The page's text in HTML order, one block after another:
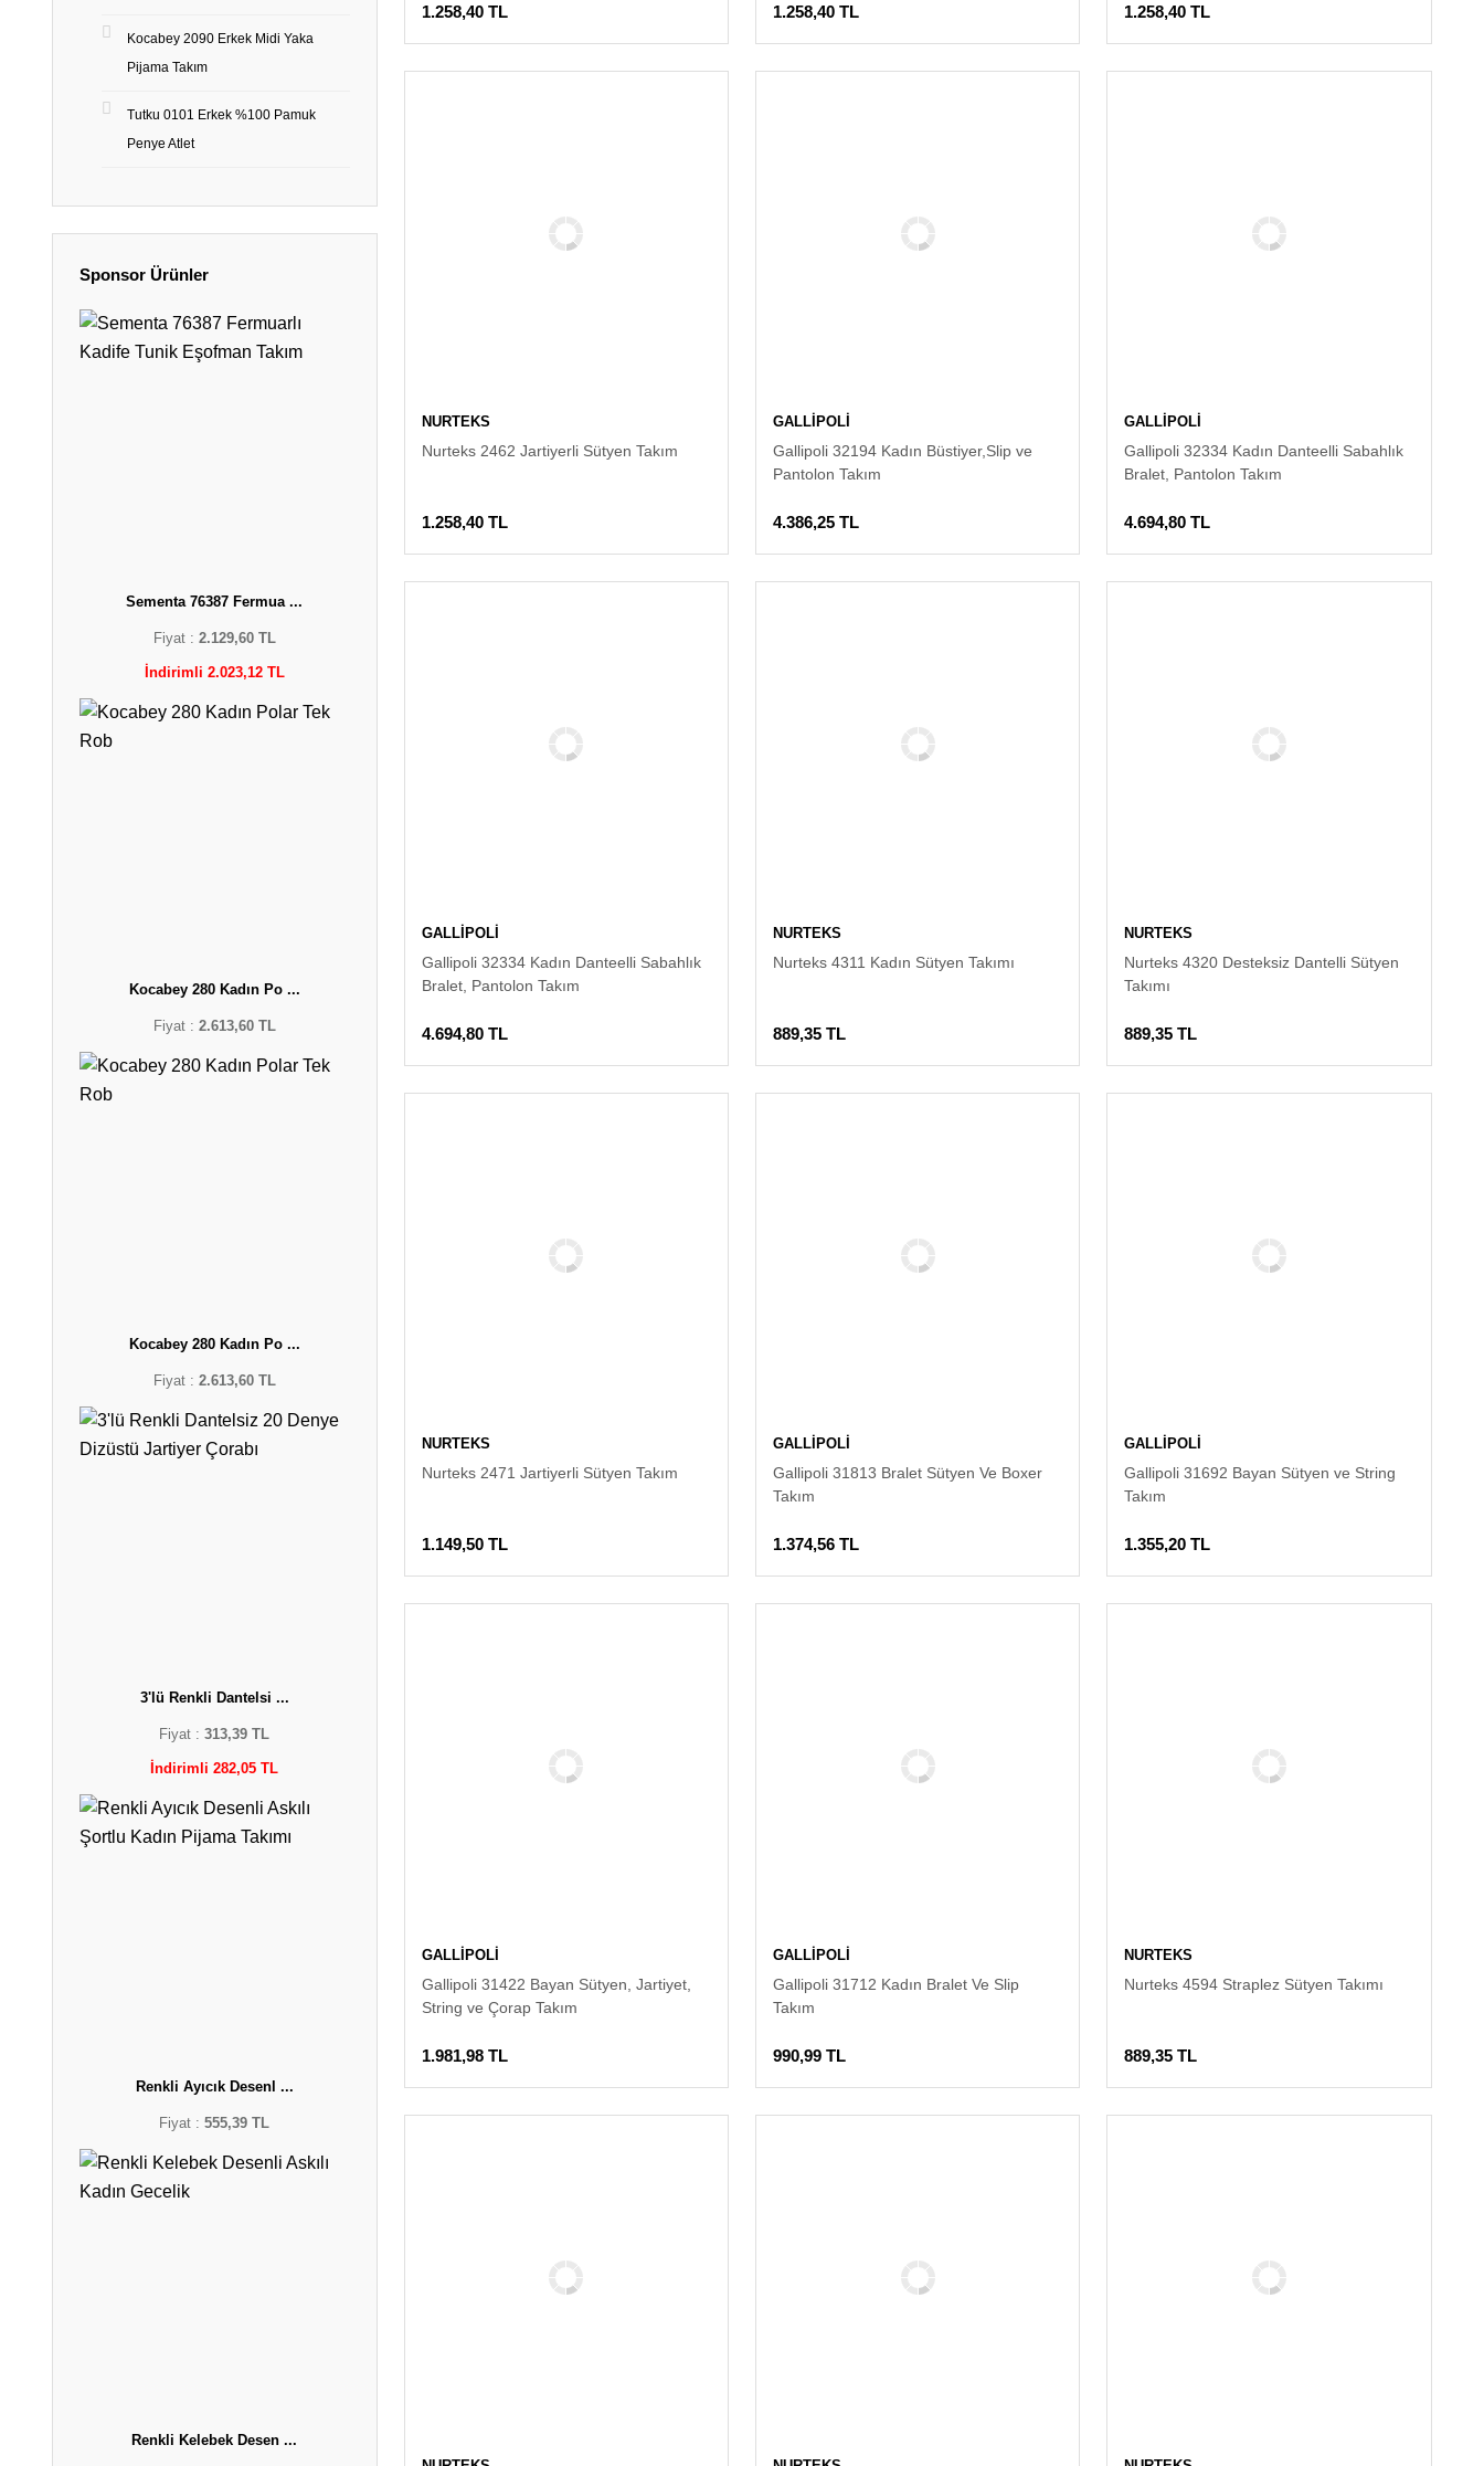
Kocabey 2090 Erkek Midi Yaka
Pijama Takım
Tutku 0101 Erkek %100 Pamuk
Penye Atlet
Sponsor Ürünler
Sementa 76387 Fermua ...
Fiyat : 2.129,60 TL
İndirimli 2.023,12 TL
Kocabey 280 Kadın Po ...
Fiyat : 2.613,60 TL
Kocabey 280 Kadın Po ...
Fiyat : 2.613,60 TL
3'lü Renkli Dantelsi ...
Fiyat :313,39 TL
İndirimli 282,05 TL
Renkli Ayıcık Desenl ...
Fiyat :555,39 TL
Renkli Kelebek Desen ...
1.258,40 TL 1.258,40 TL 1.258,40 TL
NURTEKS
Nurteks 2462 Jartiyerli Sütyen Takım
1.258,40 TL
GALLİPOLİ
Gallipoli 32194 Kadın Büstiyer,Slip ve
Pantolon Takım
4.386,25 TL
GALLİPOLİ
Gallipoli 32334 Kadın Danteelli Sabahlık
Bralet, Pantolon Takım
4.694,80 TL
GALLİPOLİ
Gallipoli 32334 Kadın Danteelli Sabahlık
Bralet, Pantolon Takım
4.694,80 TL
NURTEKS
Nurteks 4311 Kadın Sütyen Takımı
889,35 TL
NURTEKS
Nurteks 4320 Desteksiz Dantelli Sütyen
Takımı
889,35 TL
NURTEKS
Nurteks 2471 Jartiyerli Sütyen Takım
1.149,50 TL
GALLİPOLİ
Gallipoli 31813 Bralet Sütyen Ve Boxer
Takım
1.374,56 TL
GALLİPOLİ
Gallipoli 31692 Bayan Sütyen ve String
Takım
1.355,20 TL
GALLİPOLİ
Gallipoli 31422 Bayan Sütyen, Jartiyet,
String ve Çorap Takım
1.981,98 TL
GALLİPOLİ
Gallipoli 31712 Kadın Bralet Ve Slip
Takım
990,99 TL
NURTEKS
Nurteks 4594 Straplez Sütyen Takımı
889,35 TL